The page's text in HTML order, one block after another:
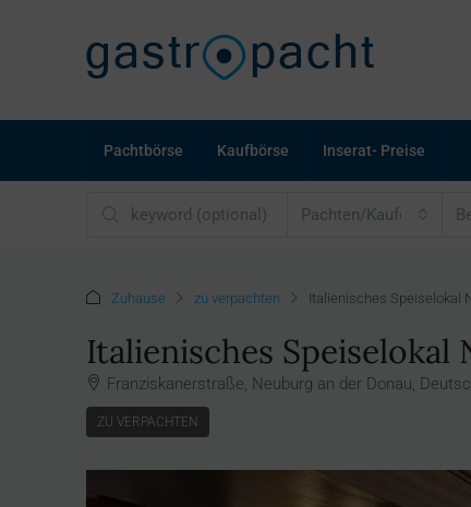
Pachtbörse Kaufbörse Inserat- Preise
Pachten/Kaufen
Zuhause zu verpachten Italienisches Speiselokal
Italienisches Speiselokal
Franziskanerstraße, Neuburg an der Donau,
ZU VERPACHTEN